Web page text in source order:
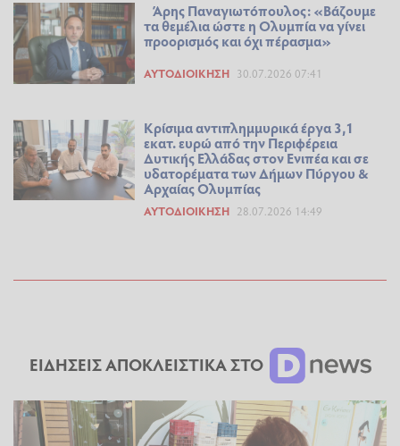
Άρης Παναγιωτόπουλος: «Βάζουμε
τα θεμέλια ώστε η Ολυμπία να γίνει
προορισμός και όχι πέρασμα»
ΑΥΤΟΔΙΟΊΚΗΣΗ 30.07.2026 07:41
Κρίσιμα αντιπλημμυρικά έργα 3,1
εκατ. ευρώ από την Περιφέρεια
Δυτικής Ελλάδας στον Ενιπέα και σε
υδατορέματα των Δήμων Πύργου &
Αρχαίας Ολυμπίας
ΑΥΤΟΔΙΟΊΚΗΣΗ 28.07.2026 14:49
ΕΙΔΗΣΕΙΣ ΑΠΟΚΛΕΙΣΤΙΚΑ ΣΤΟ